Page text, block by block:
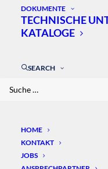
DOKUMENTE
TECHNISCHE
KATALOGE
SEARCH
HOME
KONTAKT
JOBS